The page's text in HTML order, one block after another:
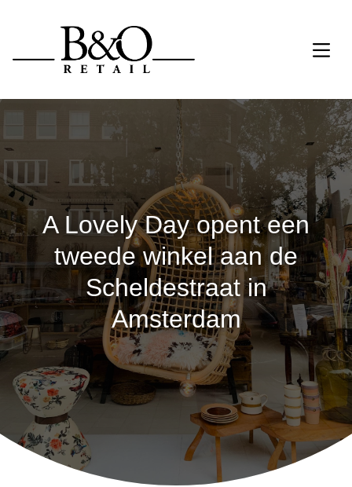
A Lovely Day opent een
tweede winkel aan de
Scheldestraat in
Amsterdam